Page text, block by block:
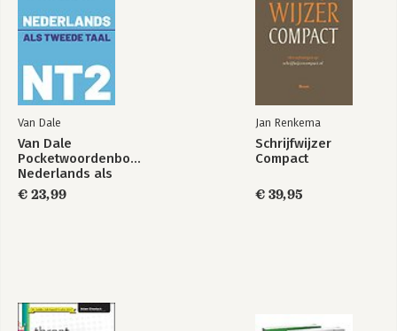
Epiloog
Dankwoord
Bronnen
Van Dale
Van Dale
Pocketwoordenboek
Nederlands als
tweede taal (NT2)
€ 23,99
Jan Renkema
Schrijfwijzer
Compact
€ 39,95